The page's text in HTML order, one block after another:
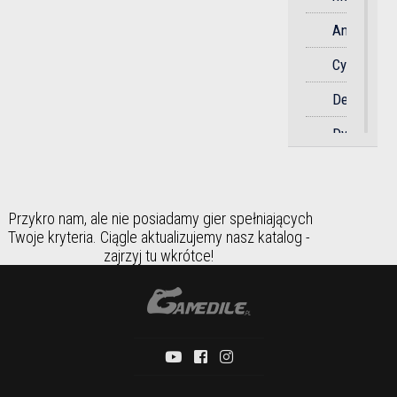
Soulslike
Sportowa
Strzelanka
Survival
Anime
Cyberpunk
Dystopia
Przykro nam, ale nie posiadamy gier spełniających
Twoje kryteria. Ciągle aktualizujemy nasz katalog -
zajrzyj tu wkrótce!